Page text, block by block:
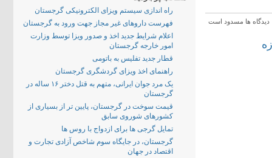
دیدگاه ها مسدود است
راه اندازی سیستم ویزای الکترونیکی گرجستان
فهرست داروهای غیر مجاز جهت ورود به گرجستان
اعلام شرایط جدید اخذ و صدور ویزا توسط وزارت
امور خارجه گرجستان
قطار جدید تفلیس به باتومی
راهنمای اخذ ویزای گردشگری گرجستان
یک مرد جوان ایرانی، متهم به قتل دختر ۱۶ ساله در
گرجستان
قیمت سوخت در گرجستان، پایین تر از بسیاری از
کشورهای شوروی سابق
تمایل گرجی ها برای ازدواج با روس ها
گرجستان، در جایگاه سوم شاخص آزادی تجارت و
اقتصاد در جهان